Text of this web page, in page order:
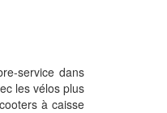
service dans
les vélos plus
à caisse